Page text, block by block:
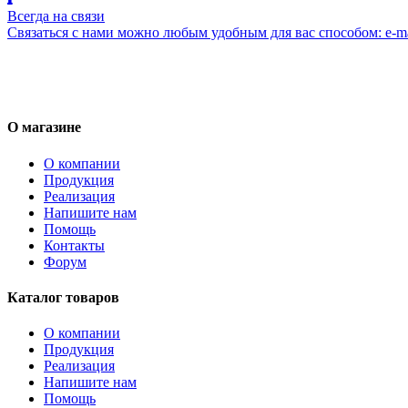
Всегда на связи
Связаться с нами можно любым удобным для вас способом: e-
О магазине
О компании
Продукция
Реализация
Напишите нам
Помощь
Контакты
Форум
Каталог товаров
О компании
Продукция
Реализация
Напишите нам
Помощь